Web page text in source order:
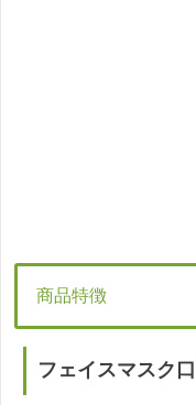
商品特徴
フェイスマスク